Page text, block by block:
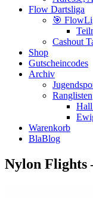
Flow Dartsliga
🎯
Cashout
Shop
Gutscheincodes
Archiv
Ranglisten
Warenkorb
BlaBlog
Nylon Flights